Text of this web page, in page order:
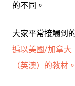
的不同。
大家平常接觸到
遍以美國/加拿大
（英澳）的教材 。